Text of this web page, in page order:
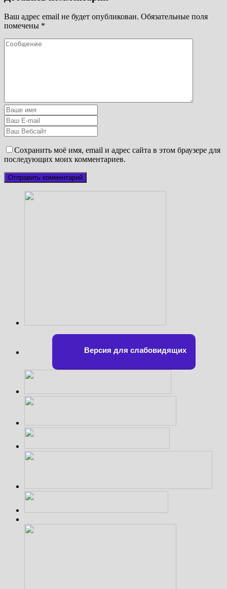
Ваш адрес email не будет опубликован. Обязательные поля
помечены *
Сохранить моё имя, email и адрес сайта в этом браузере для
последующих моих комментариев.
Версия для слабовидящих